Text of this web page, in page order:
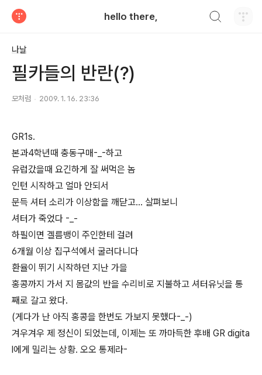
hello there,
나날
필카들의 반란(?)
모처럼 2009. 1. 16. 23:36
GR1s.
본과4학년때 충동구매-_-하고
유럽갔을때 요긴하게 잘 써먹은 놈
인턴 시작하고 얼마 안되서
문득 셔터 소리가 이상함을 깨닫고... 살펴보니
셔터가 죽었다 -_-
하필이면 겔름뱅이 주인한테 걸려
6개월 이상 집구석에서 굴러다니다
환율이 뛰기 시작하던 지난 가을
홍콩까지 가서 지 몸값의 반을 수리비로 지불하고 셔터유닛을 통
째로 갈고 왔다.
(게다가 난 아직 홍콩을 한번도 가보지 못했다-_-)
겨우겨우 제 정신이 되었는데, 이제는 또 까마득한 후배 GR digita
l에게 밀리는 상황. 오오 통제라-